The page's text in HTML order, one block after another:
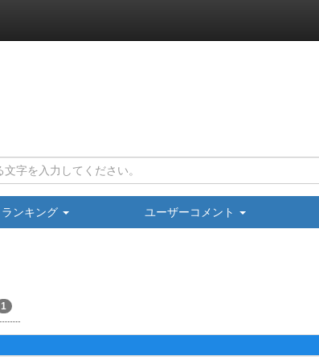
ランキング ユーザーコメント
1